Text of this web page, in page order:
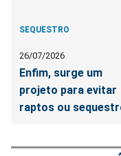
SEQUESTRO
26/07/2026
Enfim, surge um
projeto para evitar
raptos ou